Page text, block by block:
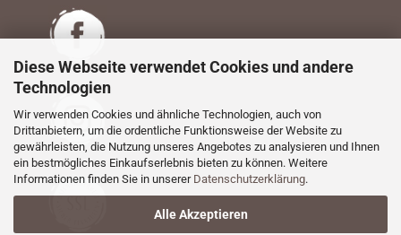
Diese Webseite verwendet Cookies und andere
Technologien
Wir verwenden Cookies und ähnliche Technologien, auch von
Drittanbietern, um die ordentliche Funktionsweise der Website zu
gewährleisten, die Nutzung unseres Angebotes zu analysieren und Ihnen
ein bestmögliches Einkaufserlebnis bieten zu können. Weitere
Informationen finden Sie in unserer Datenschutzerklärung.
Alle Akzeptieren